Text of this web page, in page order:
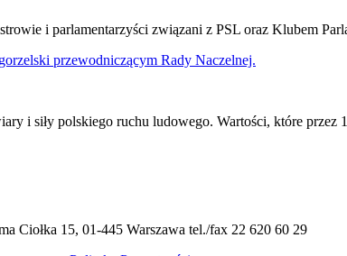
i parlamentarzyści związani z PSL oraz Klubem
przewodniczącym Rady Naczelnej.
i siły polskiego ruchu ludowego. Wartości, które przez
Ciołka 15, 01-445 Warszawa tel./fax 22 620 60 29